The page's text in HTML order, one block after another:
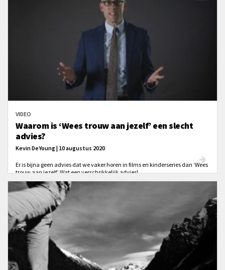
VIDEO
Waarom is ‘Wees trouw aan jezelf’ een slecht
advies?
Kevin DeYoung | 10 augustus 2020
Er is bijna geen advies dat we vaker horen in films en kinderseries dan ‘Wees
trouw aan jezelf.’ Wat een verschrikkelijk advies!